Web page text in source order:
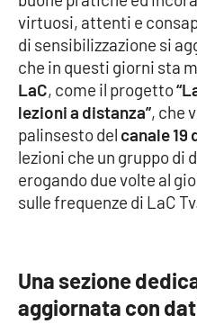
Sport
RUBRICHE
Good Morning Vietnam
Parchi Marini Calabria
Imprese Di Calabria
virtuosi, attenti e
di sensibilizzazione si
che in questi giorni sta
LaC, come il progetto
lezioni a distanza”, che
palinsesto del canale 19
lezioni che un gruppo di
erogando due volte al
sulle frequenze di LaC
Una sezione
aggiornata con